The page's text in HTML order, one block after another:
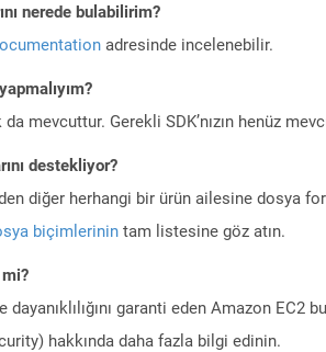
nerede bulabilirim?
adresinde incelenebilir.
mevcuttur. Gerekli SDK’nızın henüz
destekliyor?
diğer herhangi bir ürün ailesine dosya
biçimlerinin tam listesine göz atın.
garanti eden Amazon EC2
hakkında daha fazla bilgi edinin.